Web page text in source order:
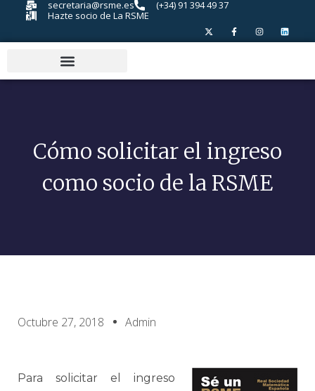
secretaria@rsme.es
(+34) 91 394 49 37
Hazte socio de La RSME
Cómo solicitar el ingreso
como socio de la RSME
Octubre 27, 2018 Admin
Para solicitar el ingreso